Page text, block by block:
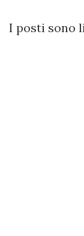
I posti sono